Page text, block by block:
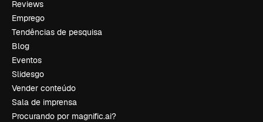
Reviews
Emprego
Tendências de pesquisa
Blog
Eventos
Slidesgo
Vender conteúdo
Sala de imprensa
Procurando por magnific.ai?